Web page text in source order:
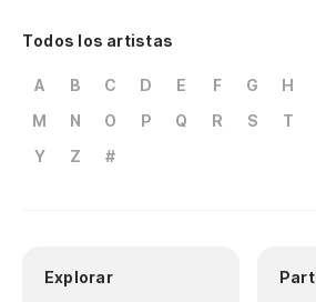
Todos los artistas
A B C D E F G H
M
N O P Q R S T
Y
Z #
Explorar